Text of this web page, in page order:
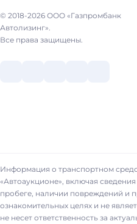
© 2018-2026 ООО «Газпромбанк
Автолизинг».
Все права защищены.
Информация о транспортном
«Автоаукционе», включая
пробеге, наличии повреждений и
ознакомительных целях и не
не несет ответственность за